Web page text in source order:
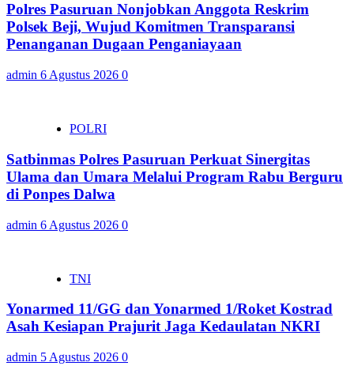
Polres Pasuruan Nonjobkan Anggota Reskrim
Polsek Beji, Wujud Komitmen Transparansi
Penanganan Dugaan Penganiayaan
admin 6 Agustus 2026 0
POLRI
Satbinmas Polres Pasuruan Perkuat Sinergitas
Ulama dan Umara Melalui Program Rabu Berguru
di Ponpes Dalwa
admin 6 Agustus 2026 0
TNI
Yonarmed 11/GG dan Yonarmed 1/Roket Kostrad
Asah Kesiapan Prajurit Jaga Kedaulatan NKRI
admin 5 Agustus 2026 0